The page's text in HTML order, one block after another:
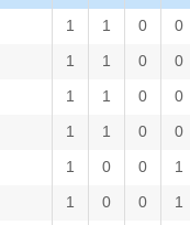
1 1 0 0
1 1 0 0
1 1 0 0
1 1 0 0
1 0 0 1
1 0 0 1